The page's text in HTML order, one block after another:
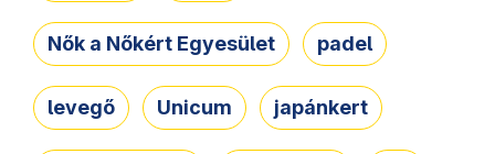
Nők a Nőkért Egyesület padel
levegő Unicum japánkert